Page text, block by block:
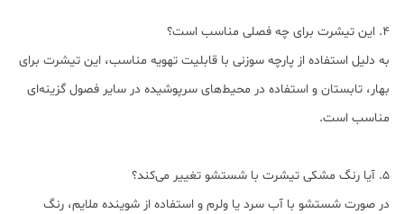
4. این تیشرت برای چه فصلی مناسب است؟
به دلیل استفاده از پارچه سوزنی با قابلیت تهویه مناسب، این تیشرت برای
بهار، تابستان و استفاده در محیط‌های سرپوشیده در سایر فصول گزینه‌ای
مناسب است.
5. آیا رنگ مشکی تیشرت با شستشو تغییر می‌کند؟
در صورت شستشو با آب سرد یا ولرم و استفاده از شوینده ملایم، رنگ